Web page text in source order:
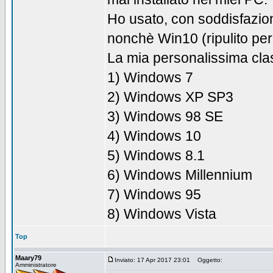
Ho usato, con
nonchè Win10 (ripulito
La mia personalissima
1) Windows 7
2) Windows XP SP3
3) Windows 98 SE
4) Windows 10
5) Windows 8.1
6) Windows Millennium
7) Windows 95
8) Windows Vista
Top
Maary79
Amministratore
Inviato: 17 Apr 2017 23:01 Oggetto: